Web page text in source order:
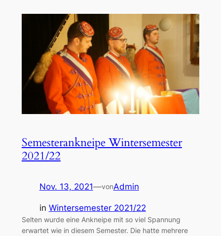
Semesterankneipe Wintersemester
2021/22
Nov. 13, 2021—vonAdmin
in Wintersemester 2021/22
Selten wurde eine Ankneipe mit so viel Spannung
erwartet wie in diesem Semester. Die hatte mehrere